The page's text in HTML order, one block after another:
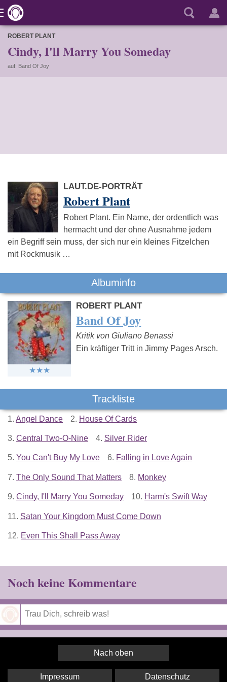
ROBERT PLANT
Cindy, I'll Marry You Someday
auf: Band Of Joy
LAUT.DE-PORTRÄT
Robert Plant
Robert Plant. Ein Name, der ordentlich was
hermacht und der ohne Ausnahme jedem
ein Begriff sein muss, der sich nur ein kleines Fitzelchen
mit Rockmusik …
Albuminfo
ROBERT PLANT
Band Of Joy
Kritik von Giuliano Benassi
Ein kräftiger Tritt in Jimmy Pages Arsch.
Trackliste
1. Angel Dance 2. House Of Cards
3. Central Two-O-Nine 4. Silver Rider
5. You Can't Buy My Love 6. Falling in Love Again
7. The Only Sound That Matters 8. Monkey
9. Cindy, I'll Marry You Someday 10. Harm's Swift Way
11. Satan Your Kingdom Must Come Down
12. Even This Shall Pass Away
Noch keine Kommentare
Nach oben
Impressum Datenschutz